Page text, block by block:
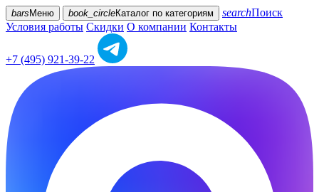
bars Меню book_circleКаталог по категориям searchПоиск
Условия работы Скидки О компании Контакты
+7 (495) 921-39-22